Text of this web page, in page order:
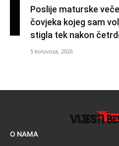
Poslije maturske
čovjeka kojeg sam
stigla tek nakon
5 kolovoza, 2026
O NAMA